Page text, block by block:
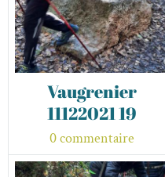
Vaugrenier
11122021 19
0 commentaire